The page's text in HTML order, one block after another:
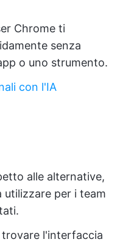
Chrome ti
senza
o uno strumento.
con l'IA
alle alternative,
utilizzare per i team
l'interfaccia